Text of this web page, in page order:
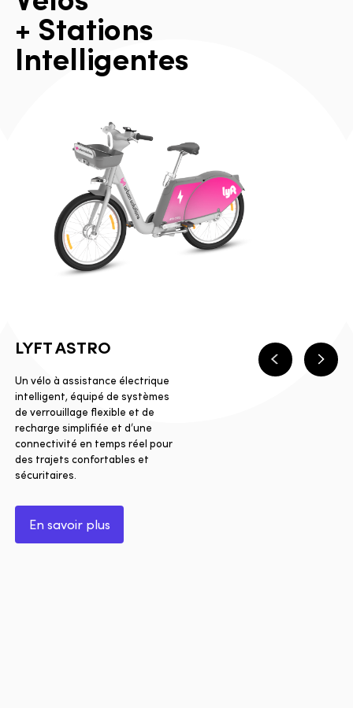
+ Stations
Intelligentes
Précédent
LYFT ASTRO
Un vélo à assistance électrique
intelligent, équipé de systèmes
de verrouillage flexible et de
recharge simplifiée et d’une
connectivité en temps réel pour
des trajets confortables et
sécuritaires.
En savoir plus